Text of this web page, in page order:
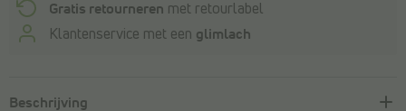
Gratis retourneren met retourlabel
Klantenservice met een glimlach
Beschrijving